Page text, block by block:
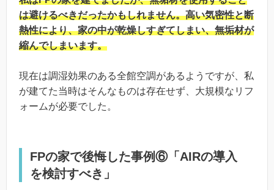
は避けるべきだったかもしれません。高い気密性と断
熱性により、家の中が乾燥しすぎてしまい、無垢材が
縮んでしまいます。
現在は調湿効果のある全館空調があるようですが、私
が建てた当時はそんなものは存在せず、大規模なリフ
ォームが必要でした。
FPの家で後悔した事例⑥「AIRの導入
を検討すべき」